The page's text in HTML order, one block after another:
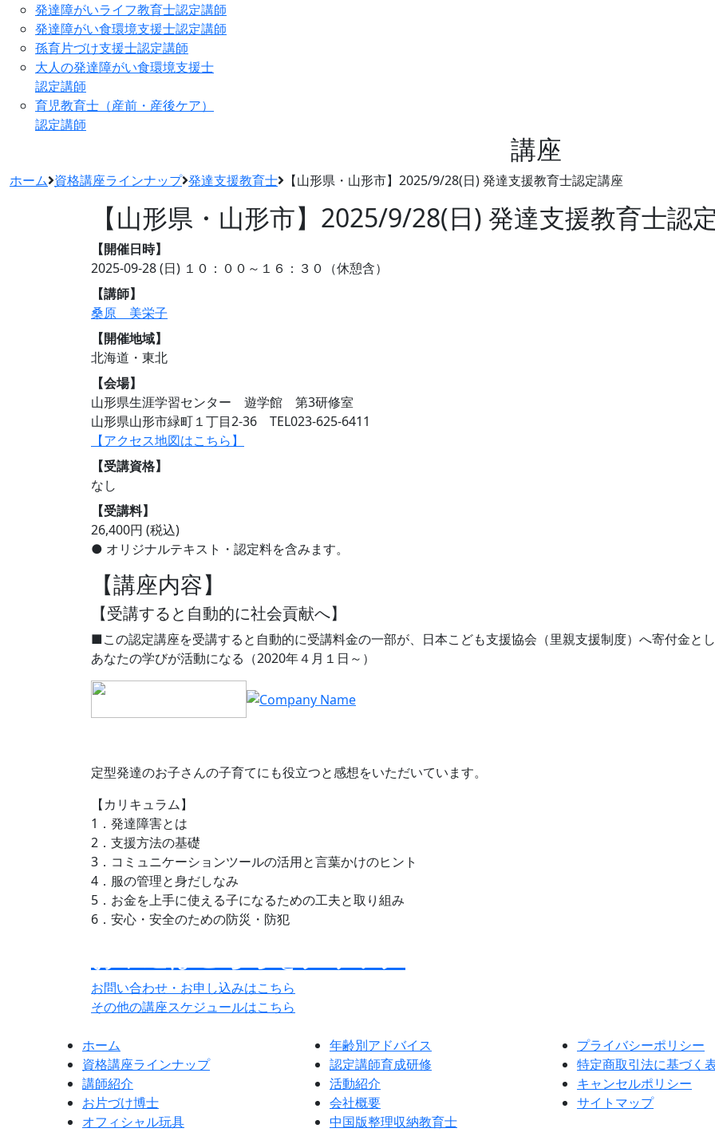
発達障がいライフ教育士認定講師
発達障がい食環境支援士認定講師
孫育片づけ支援士認定講師
大人の発達障がい食環境支援士
認定講師
育児教育士（産前・産後ケア）
認定講師
講座
ホーム 資格講座ラインナップ 発達支援教育士 【山形県・山形市】2025/9/28(日) 発達支援教育士認定講座
【山形県・山形市】2025/9/28(日) 発達支援教育士認
【開催日時】
2025-09-28 (日) １０：００～１６：３０（休憩含）
【講師】
桑原 美栄子
【開催地域】
北海道・東北
【会場】
山形県生涯学習センター 遊学館 第3研修室
山形県山形市緑町１丁目2-36 TEL023-625-6411
【アクセス地図はこちら】
【受講資格】
なし
【受講料】
26,400円 (税込)
● オリジナルテキスト・認定料を含みます。
【講座内容】
【受講すると自動的に社会貢献へ】
■この認定講座を受講すると自動的に受講料金の一部が、日本こども支援協会（里親支援制度）へ寄付金と
あなたの学びが活動になる（2020年４月１日～）
定型発達のお子さんの子育てにも役立つと感想をいただいています。
【カリキュラム】
1．発達障害とは
2．支援方法の基礎
3．コミュニケーションツールの活用と言葉かけのヒント
4．服の管理と身だしなみ
5．お金を上手に使える子になるための工夫と取り組み
6．安心・安全のための防災・防犯
お問い合わせ・お申し込みはこちら
その他の講座スケジュールはこちら
ホーム
資格講座ラインナップ
講師紹介
お片づけ博士
オフィシャル玩具
年齢別アドバイス
認定講師育成研修
活動紹介
会社概要
中国版整理収納教育士
プライバシーポリシー
特定商取引法に基づく
キャンセルポリシー
サイトマップ